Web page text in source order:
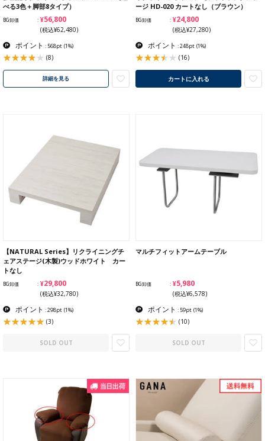
べる3色＋脚部8タイプ）
BG卸価 ¥56,800
(税込¥62,480)
ポイント : 568pt (1%)
(8)
詳細を見る
ージ HD-020 カートなし（ブラウン）
BG卸価 ¥24,800
(税込¥27,280)
ポイント : 248pt (1%)
(16)
カートに入れる
【NATURAL Series】リクライニングチ
ェアステージ(木製)ウッドホワイト カー
トなし
BG卸価 ¥29,800
(税込¥32,780)
ポイント : 298pt (1%)
(3)
SOLD OUT
マルチフィットアームテーブル
BG卸価 ¥5,980
(税込¥6,578)
ポイント : 59pt (1%)
(10)
SOLD OUT